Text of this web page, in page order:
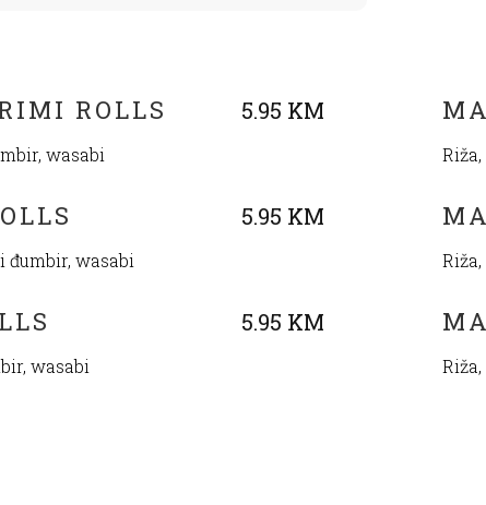
ROLLS 5.95 KM
wasabi
5.95 KM
đumbir, wasabi
5.95 KM
wasabi